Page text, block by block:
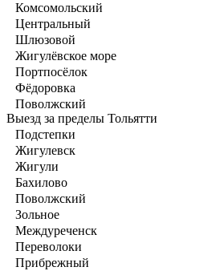
Комсомольский
Центральный
Шлюзовой
Жигулёвское море
Портпосёлок
Фёдоровка
Поволжский
Выезд за пределы Тольятти
Подстепки
Жигулевск
Жигули
Бахилово
Поволжский
Зольное
Междуреченск
Переволоки
Прибрежный